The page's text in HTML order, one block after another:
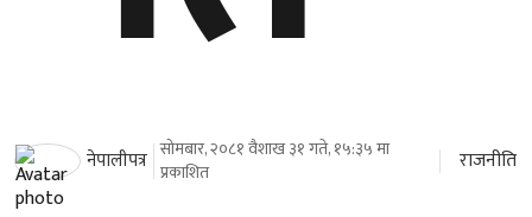
नेपालीपत्र सोमबार, २०८१ वैशाख ३१ गते, १५:३५ मा
प्रकाशित
राजनीति